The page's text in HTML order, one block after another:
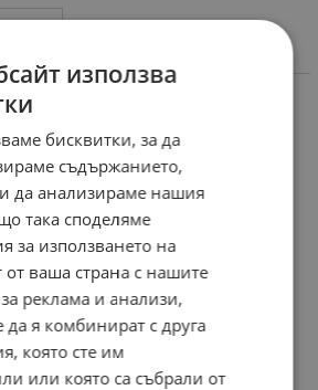
използва
бисквитки, за да
съдържанието,
да анализираме нашия
така споделяме
за използването на
от ваша страна с нашите
реклама и анализи,
я комбинират с друга
която сте им
или която са събрали от